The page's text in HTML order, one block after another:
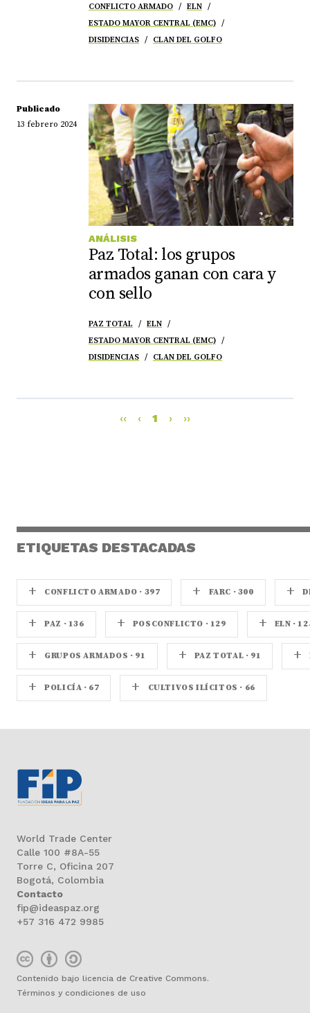
CONFLICTO ARMADO
ELN
ESTADO MAYOR CENTRAL (EMC)
DISIDENCIAS
CLAN DEL GOLFO
Publicado
13 febrero 2024
ANÁLISIS
Paz Total: los grupos
armados ganan con cara y
con sello
PAZ TOTAL
ELN
ESTADO MAYOR CENTRAL (EMC)
DISIDENCIAS
CLAN DEL GOLFO
‹‹ ‹ 1 › ››
ETIQUETAS DESTACADAS
+ CONFLICTO ARMADO · 397 + FARC · 300 +
+ PAZ · 136 + POSCONFLICTO · 129 + ELN ·
+ GRUPOS ARMADOS · 91 + PAZ TOTAL · 91 +
+ POLICÍA · 67 + CULTIVOS ILÍCITOS · 66
World Trade Center
Calle 100 #8A-55
Torre C, Oficina 207
Bogotá, Colombia
Contacto
fip@ideaspaz.org
+57 316 472 9985
Contenido bajo licencia de Creative Commons.
Términos y condiciones de uso